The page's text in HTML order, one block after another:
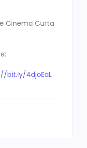
Cinema Curta
bit.ly/4djoEaL